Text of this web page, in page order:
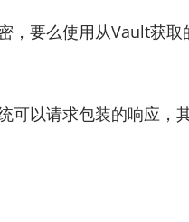
要么使用从Vault获取
可以请求包装的响应